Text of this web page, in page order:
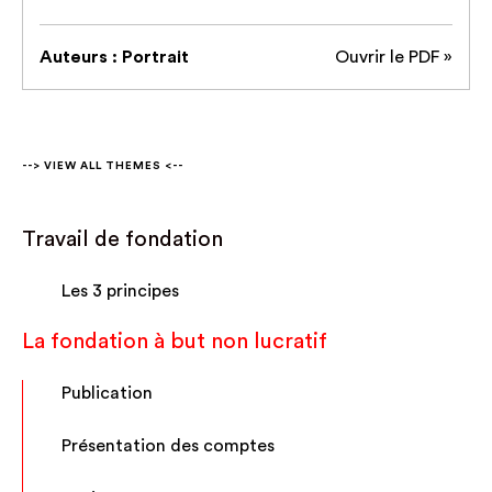
Auteurs : Portrait Ouvrir le PDF »
--> VIEW ALL THEMES <--
Travail de fondation
Les 3 principes
La fondation à but non lucratif
Publication
Présentation des comptes